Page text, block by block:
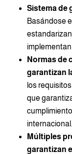
Sistema de
Basándose
Normas de
garantizan
los
que
internacional.
Múltiples
garantizan